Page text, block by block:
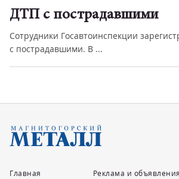
ДТП с пострадавшими
Сотрудники Госавтоинспекции
с пострадавшими. В ...
Главная
Реклама и объявления